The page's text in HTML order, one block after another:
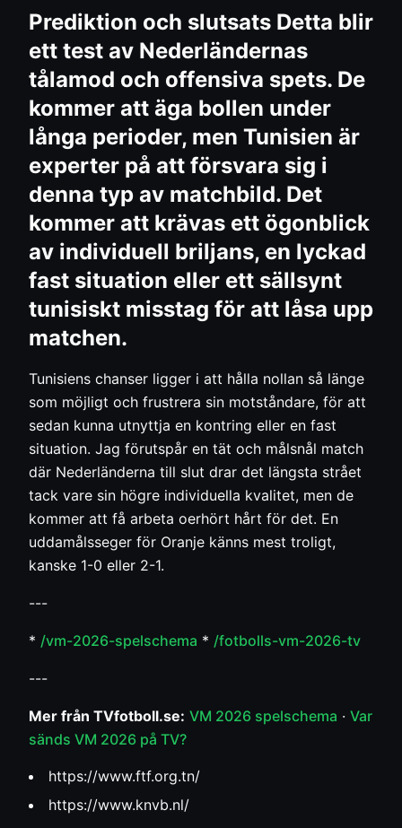
Prediktion och slutsats Detta blir
ett test av Nederländernas
tålamod och offensiva spets. De
kommer att äga bollen under
långa perioder, men Tunisien är
experter på att försvara sig i
denna typ av matchbild. Det
kommer att krävas ett ögonblick
av individuell briljans, en lyckad
fast situation eller ett sällsynt
tunisiskt misstag för att låsa upp
matchen.
Tunisiens chanser ligger i att hålla nollan så länge
som möjligt och frustrera sin motståndare, för att
sedan kunna utnyttja en kontring eller en fast
situation. Jag förutspår en tät och målsnål match
där Nederländerna till slut drar det längsta strået
tack vare sin högre individuella kvalitet, men de
kommer att få arbeta oerhört hårt för det. En
uddamålsseger för Oranje känns mest troligt,
kanske 1-0 eller 2-1.
---
* /vm-2026-spelschema * /fotbolls-vm-2026-tv
---
Mer från TVfotboll.se: VM 2026 spelschema · Var
sänds VM 2026 på TV?
https://www.ftf.org.tn/
https://www.knvb.nl/